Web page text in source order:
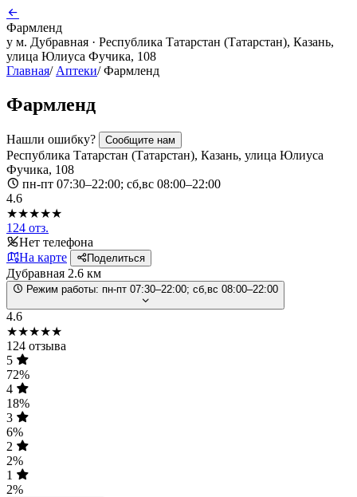
Фармленд
у м. Дубравная · Республика Татарстан (Татарстан), Казань,
улица Юлиуса Фучика, 108
Главная/ Аптеки/ Фармленд
Фармленд
Нашли ошибку? Сообщите нам
Республика Татарстан (Татарстан), Казань, улица Юлиуса
Фучика, 108
пн-пт 07:30–22:00; сб,вс 08:00–22:00
4.6
★★★★★
124 отз.
Нет телефона
На карте
Поделиться
Дубравная 2.6 км
Режим работы: пн-пт 07:30–22:00; сб,вс 08:00–22:00
4.6
★★★★★
124 отзыва
5
72%
4
18%
3
6%
2
2%
1
2%